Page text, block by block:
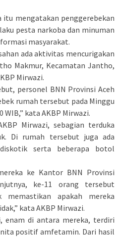
itu mengatakan penggerebekan
pesta narkoba dan minuman
masyarakat.
ada aktivitas mencurigakan
Makmur, Kecamatan Jantho,
Mirwazi.
personel BNN Provinsi Aceh
rumah tersebut pada Minggu
WIB,” kata AKBP Mirwazi.
Mirwazi, sebagian terduka
Di rumah tersebut juga ada
serta beberapa botol
ke Kantor BNN Provinsi
ke-11 orang tersebut
apakah mereka
kata AKBP Mirwazi.
enam di antara mereka, terdiri
positif amfetamin. Dari hasil